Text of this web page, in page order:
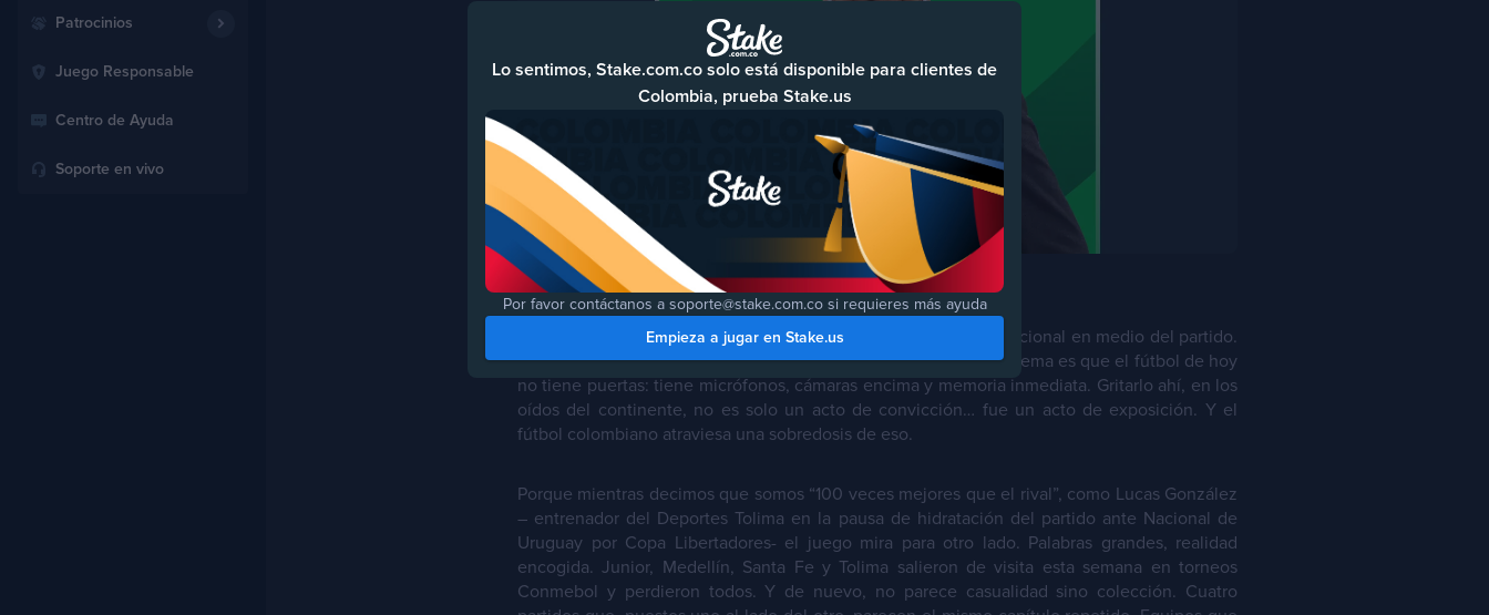
Patrocinios
Juego Responsable
Centro de Ayuda
Soporte en vivo
Por: Julián Capera
Suena a arenga, a intento de sacudir a los suyos, a gasolina emocional en medio del partido.
Y en ese contexto, puede tener sentido puertas adentro. El problema es que el fútbol de hoy
no tiene puertas: tiene micrófonos, cámaras encima y memoria inmediata. Gritarlo ahí, en los
oídos del continente, no es solo un acto de convicción… fue un acto de exposición. Y el
fútbol colombiano atraviesa una sobredosis de eso.
Porque mientras decimos que somos “100 veces mejores que el rival”, como Lucas González
– entrenador del Deportes Tolima en la pausa de hidratación del partido ante Nacional de
Uruguay por Copa Libertadores- el juego mira para otro lado. Palabras grandes, realidad
encogida. Junior, Medellín, Santa Fe y Tolima salieron de visita esta semana en torneos
Conmebol y perdieron todos. Y de nuevo, no parece casualidad sino colección. Cuatro
Lo sentimos, Stake.com.co solo está disponible para clientes de
Colombia, prueba Stake.us
Por favor contáctanos a soporte@stake.com.co si requieres más ayuda
Empieza a jugar en Stake.us